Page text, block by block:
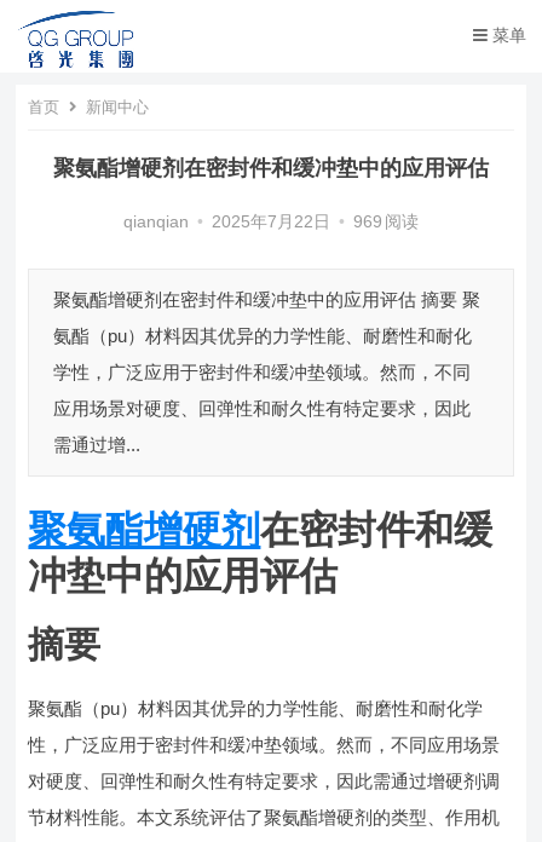
菜单
首页 新闻中心
聚氨酯增硬剂在密封件和缓冲垫中的应用评估
qianqian • 2025年7月22日 • 969 阅读
聚氨酯增硬剂在密封件和缓冲垫中的应用评估 摘要 聚
氨酯（pu）材料因其优异的力学性能、耐磨性和耐化
学性，广泛应用于密封件和缓冲垫领域。然而，不同
应用场景对硬度、回弹性和耐久性有特定要求，因此
需通过增...
聚氨酯增硬剂在密封件和缓
冲垫中的应用评估
摘要
聚氨酯（pu）材料因其优异的力学性能、耐磨性和耐化学
性，广泛应用于密封件和缓冲垫领域。然而，不同应用场景
对硬度、回弹性和耐久性有特定要求，因此需通过增硬剂调
节材料性能。本文系统评估了聚氨酯增硬剂的类型、作用机